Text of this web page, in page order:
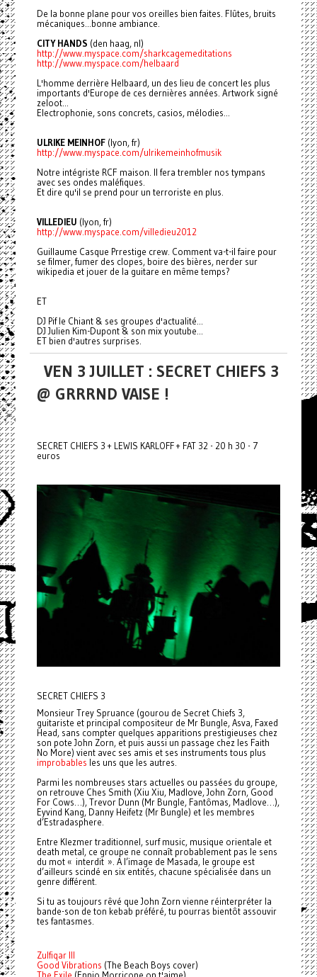
De la bonne plane pour vos oreilles bien faites. Flûtes, bruits
mécaniques...bonne ambiance.
CITY HANDS (den haag, nl)
http://www.myspace.com/sharkcagemeditations
http://www.myspace.com/helbaard
L'homme derrière Helbaard, un des lieu de concert les plus
importants d'Europe de ces dernières années. Artwork signé
zeloot...
Electrophonie, sons concrets, casios, mélodies...
ULRIKE MEINHOF(lyon, fr)
http://www.myspace.com/ulrikemeinhofmusik
Notre intégriste RCF maison. Il fera trembler nos tympans
avec ses ondes maléfiques.
Et dire qu'il se prend pour un terroriste en plus.
VILLEDIEU (lyon, fr)
http://www.myspace.com/villedieu2012
Guillaume Casque Prrestige crew. Comment va-t-il faire pour
se filmer, fumer des clopes, boire des bières, nerder sur
wikipedia et jouer de la guitare en même temps?
ET
DJ Pif le Chiant & ses groupes d'actualité...
DJ Julien Kim-Dupont & son mix youtube...
ET bien d'autres surprises.
VEN 3 JUILLET : SECRET CHIEFS 3
@ GRRRND VAISE !
SECRET CHIEFS 3 + LEWIS KARLOFF + FAT 32 - 20 h 30 - 7
euros
SECRET CHIEFS 3
Monsieur Trey Spruance (gourou de Secret Chiefs 3,
guitariste et principal compositeur de Mr Bungle, Asva, Faxed
Head, sans compter quelques apparitions prestigieuses chez
son pote John Zorn, et puis aussi un passage chez les Faith
No More) vient avec ses amis et ses instruments tous plus
improbables les uns que les autres.
Parmi les nombreuses stars actuelles ou passées du groupe,
on retrouve Ches Smith (Xiu Xiu, Madlove, John Zorn, Good
For Cows…), Trevor Dunn (Mr Bungle, Fantômas, Madlove…),
Eyvind Kang, Danny Heifetz (Mr Bungle) et les membres
d’Estradasphere.
Entre Klezmer traditionnel, surf music, musique orientale et
death metal, ce groupe ne connaît probablement pas le sens
du mot « interdit ». A l’image de Masada, le groupe est
d’ailleurs scindé en six entités, chacune spécialisée dans un
genre différent.
Si tu as toujours rêvé que John Zorn vienne réinterpréter la
bande-son de ton kebab préféré, tu pourras bientôt assouvir
tes fantasmes.
Zulfiqar III
Good Vibrations (The Beach Boys cover)